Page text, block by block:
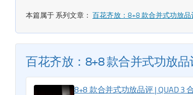
本篇属于 系列文章： 百花齐放：8+8 款合并式功放品
百花齐放：8+8 款合并式功放品
8+8 款合并式功放品评 | QUAD 3